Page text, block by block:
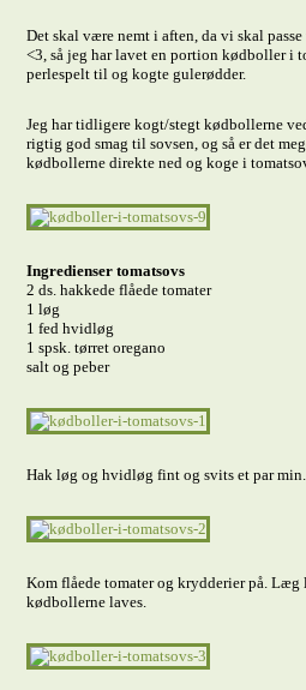
Det skal være nemt i aften, da vi skal
<3, så jeg har lavet en portion kødboller i
perlespelt til og kogte gulerødder.
Jeg har tidligere kogt/stegt kødbollerne
rigtig god smag til sovsen, og så er det
kødbollerne direkte ned og koge i
Ingredienser tomatsovs
2 ds. hakkede flåede tomater
1 løg
1 fed hvidløg
1 spsk. tørret oregano
salt og peber
Hak løg og hvidløg fint og svits et par
Kom flåede tomater og krydderier på. Læg
kødbollerne laves.